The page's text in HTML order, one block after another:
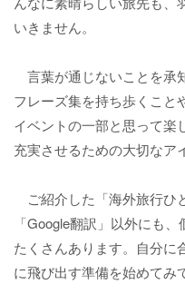
いきません。
言葉が通じないことを承
フレーズ集を持ち歩くこと
イベントの一部と思って楽
充実させるための大切なア
ご紹介した「海外旅行ひ
「Google翻訳」以外にも
たくさんあります。自分に
に飛び出す準備を始めてみ